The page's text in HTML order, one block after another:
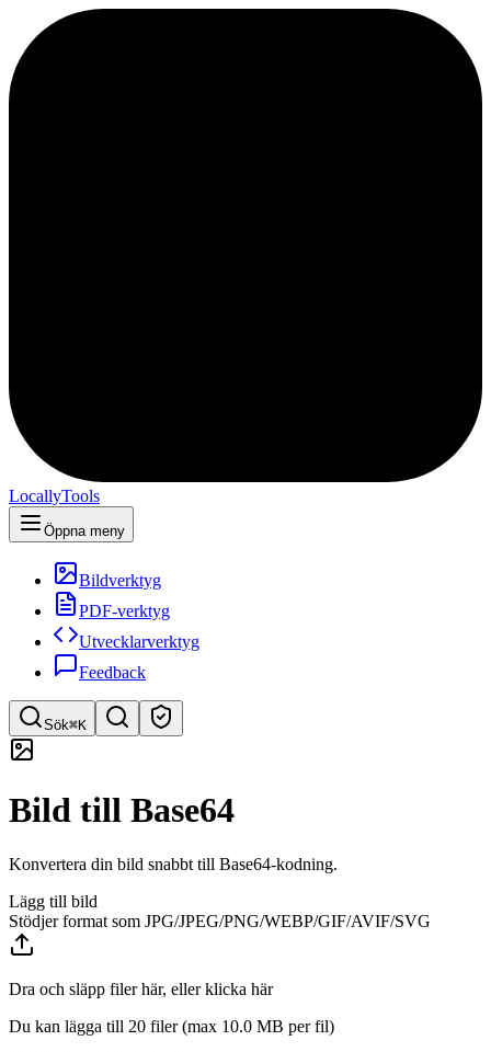
LocallyTools
Öppna meny
Bildverktyg
PDF-verktyg
Utvecklarverktyg
Feedback
Sök⌘K
Snabbsök efter verktyg
Bild till Base64
Konvertera din bild snabbt till Base64-kodning.
Lägg till bild
Stödjer format som JPG/JPEG/PNG/WEBP/GIF/AVIF/SVG
Dra och släpp filer här, eller klicka här
Du kan lägga till 20 filer (max 10.0 MB per fil)